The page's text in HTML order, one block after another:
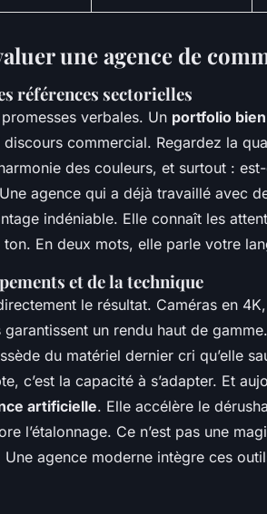
une agence de
références sectorielles
verbales. Un portfolio
discours commercial. Regardez la
des couleurs, et surtout :
agence qui a déjà travaillé avec
indéniable. Elle connaît les
En deux mots, elle parle votre
et de la technique
le résultat. Caméras en
un rendu haut de
du matériel dernier cri qu’elle
c’est la capacité à s’adapter. Et
artificielle. Elle accélère le
l’étalonnage. Ce n’est pas une
agence moderne intègre ces